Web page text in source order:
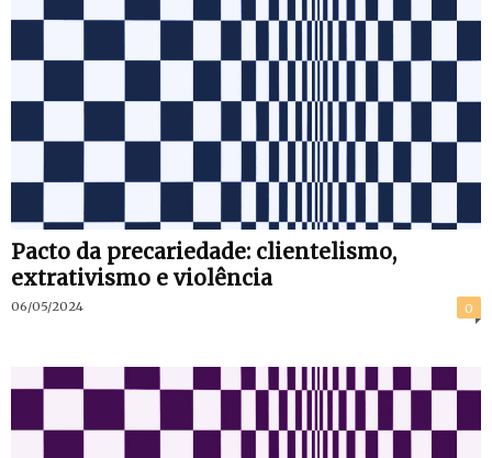
Pacto da precariedade: clientelismo,
extrativismo e violência
06/05/2024 0